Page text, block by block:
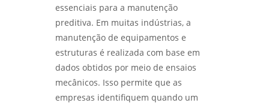
ENSAIO METALOGRÁFICO DE AÇO: COMO
REALIZAR E INTERPRETAR RESULTADOS COM
PRECISÃO - LABMETAL
ANÁLISE DE FALHAS EM EQUIPAMENTOS DE
PROCESSO PARA AUMENTAR A EFICIÊNCIA E
REDUZIR CUSTOS - LABMETAL
essenciais para a manutenção
preditiva. Em muitas indústrias, a
manutenção de equipamentos e
estruturas é realizada com base em
dados obtidos por meio de ensaios
mecânicos. Isso permite que as
empresas identifiquem quando um